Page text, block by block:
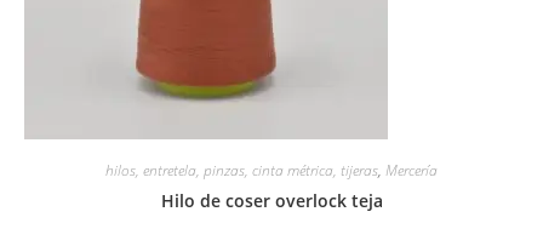
hilos, entretela, pinzas, cinta métrica, tijeras, Mercería
Hilo de coser overlock teja